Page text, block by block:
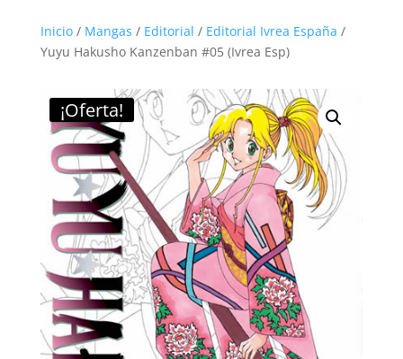
Inicio/ Mangas / Editorial / Editorial Ivrea España /
Yuyu Hakusho Kanzenban #05 (Ivrea Esp)
¡Oferta!